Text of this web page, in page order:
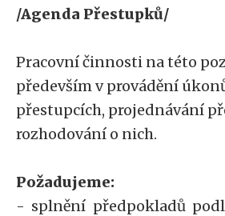
/Agenda Přestupků/
Pracovní činnosti na této
především v provádění
přestupcích, projednávání
rozhodování o nich.
Požadujeme:
- splnění předpokladů